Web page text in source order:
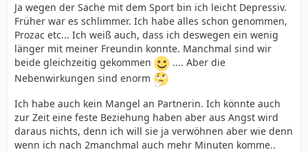
Ja wegen der Sache mit dem Sport bin ich leicht Depressiv.
Früher war es schlimmer. Ich habe alles schon genommen,
Prozac etc... Ich weiß auch, dass ich deswegen ein wenig
länger mit meiner Freundin konnte. Manchmal sind wir
beide gleichzeitig gekommen
.... Aber die
Nebenwirkungen sind enorm
Ich habe auch kein Mangel an Partnerin. Ich könnte auch
zur Zeit eine feste Beziehung haben aber aus Angst wird
daraus nichts, denn ich will sie ja verwöhnen aber wie denn
wenn ich nach 2manchmal auch mehr Minuten komme..